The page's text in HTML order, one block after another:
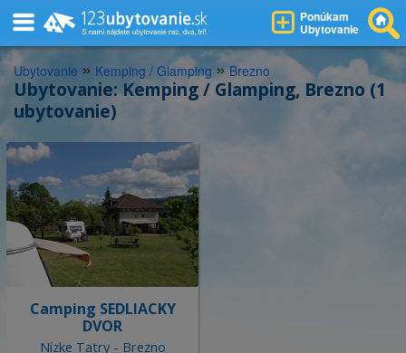
Ponúkam
Ubytovanie
Ubytovanie » Kemping / Glamping » Brezno
Ubytovanie: Kemping / Glamping, Brezno (1
ubytovanie)
Camping SEDLIACKY
DVOR
Nízke Tatry - Brezno